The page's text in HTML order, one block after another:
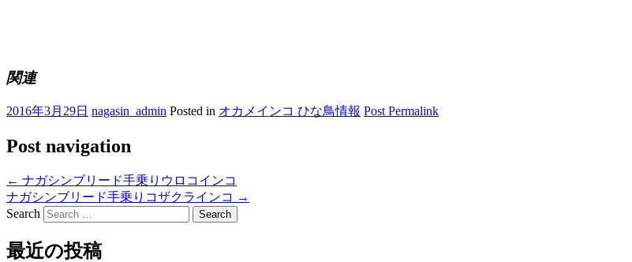
関連
2016年3月29日 nagasin_admin Posted in オカメインコ ひな鳥情報 Post Permalink
Post navigation
← ナガシンブリード手乗りウロコインコ
ナガシンブリード手乗りコザクラインコ →
Search
最近の投稿